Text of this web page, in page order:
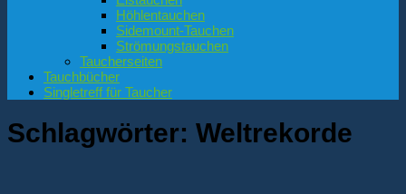
Höhlentauchen
Sidemount-Tauchen
Strömungstauchen
Taucherseiten
Tauchbücher
Singletreff für Taucher
Schlagwörter: Weltrekorde